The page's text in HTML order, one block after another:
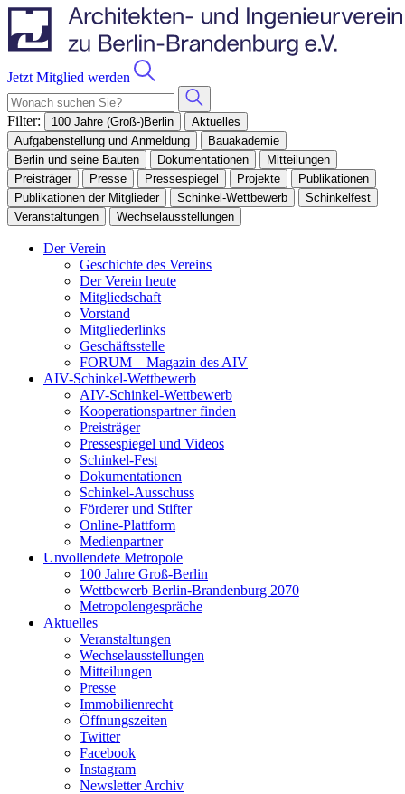
Jetzt Mitglied werden
Filter: 100 Jahre (Groß-)Berlin
Aktuelles
Aufgabenstellung und Anmeldung
Bauakademie
Berlin und seine Bauten
Dokumentationen
Mitteilungen
Preisträger
Presse Pressespiegel Projekte
Publikationen
Publikationen der Mitglieder
Schinkel-Wettbewerb
Schinkelfest
Veranstaltungen
Wechselausstellungen
Der Verein
Geschichte des Vereins
Der Verein heute
Mitgliedschaft
Vorstand
Mitgliederlinks
Geschäftsstelle
FORUM – Magazin des AIV
AIV-Schinkel-Wettbewerb
AIV-Schinkel-Wettbewerb
Kooperationspartner finden
Preisträger
Pressespiegel und Videos
Schinkel-Fest
Dokumentationen
Schinkel-Ausschuss
Förderer und Stifter
Online-Plattform
Medienpartner
Unvollendete Metropole
100 Jahre Groß-Berlin
Wettbewerb Berlin-Brandenburg 2070
Metropolengespräche
Aktuelles
Veranstaltungen
Wechselausstellungen
Mitteilungen
Presse
Immobilienrecht
Öffnungszeiten
Twitter
Facebook
Instagram
Newsletter Archiv